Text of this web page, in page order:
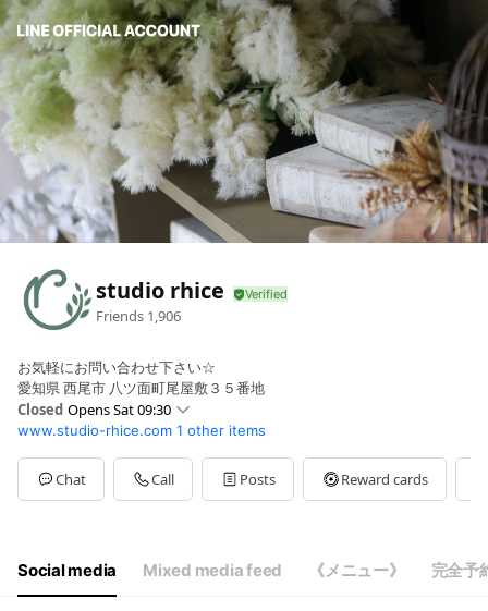
studio rhice
Friends 1,906
お気軽にお問い合わせ下さい☆
愛知県 西尾市 八ツ面町尾屋敷３５番地
Closed Opens Sat 09:30
Sun09:30 - 18:00
Mon09:30 - 18:00
Tue09:30 - 18:00
Wed09:30 - 18:00
09:30 - 18:00
[定休日] 不定休
www.studio-rhice.com 1 other items
Chat Call Posts Reward cards
Social media Mixed media feed 《メニュー》 完全予